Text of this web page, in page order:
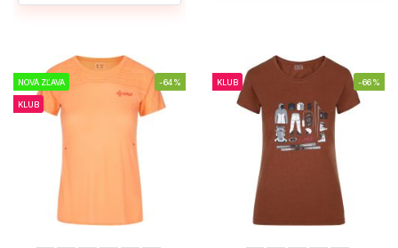
NOVÁ ZĽAVA
KLUB
-64% KLUB -66%